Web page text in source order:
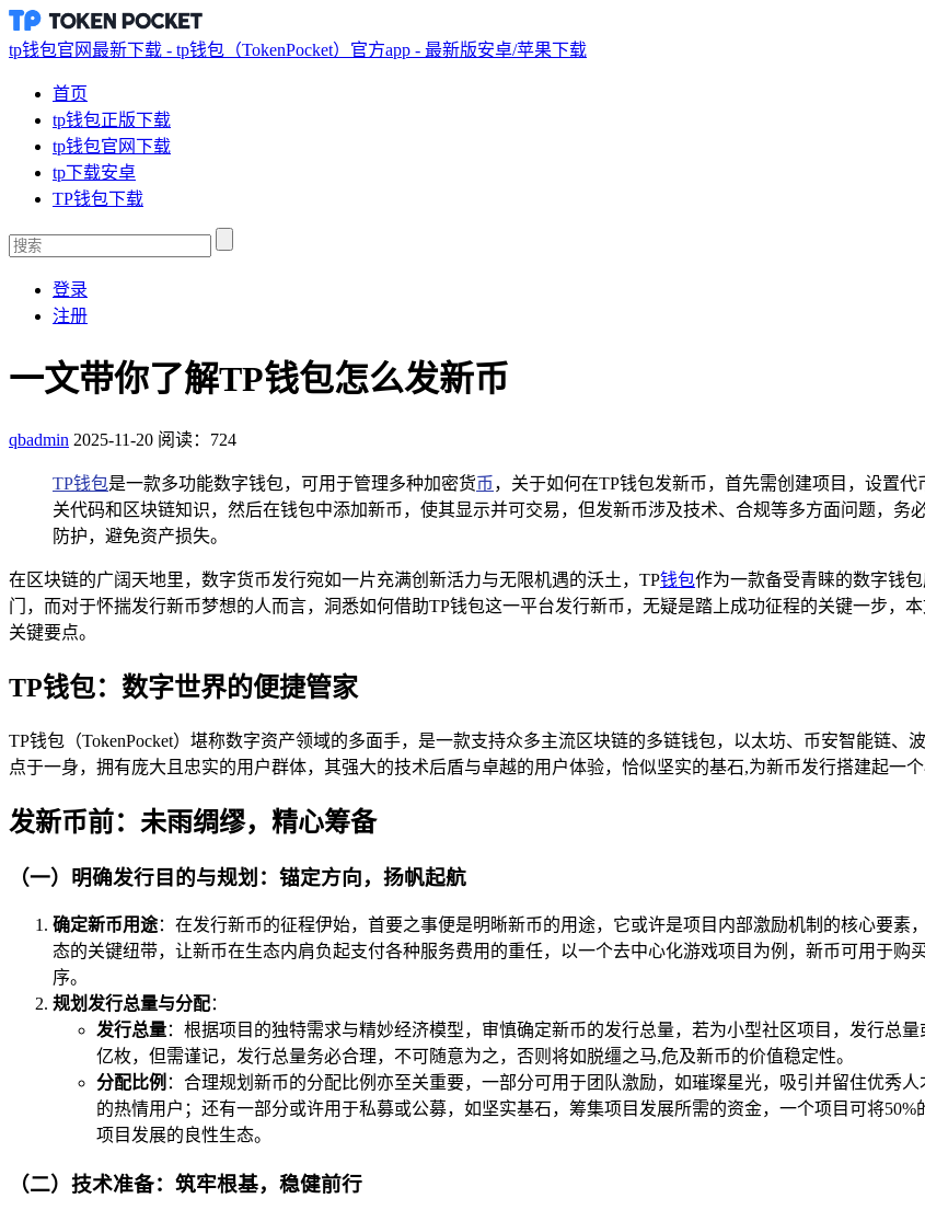
tp钱包官网最新下载 - tp钱包（TokenPocket）官方app - 最新版安卓/苹果下载
首页
tp钱包正版下载
tp钱包官网下载
tp下载安卓
TP钱包下载
登录
注册
一文带你了解TP钱包怎么发新币
qbadmin 2025-11-20 阅读：724
TP钱包是一款多功能数字钱包，可用于管理多种加密货币 ，关于如何在TP钱包发新币，首先需创建项目，设置
关代码和区块链知识，然后在钱包中添加新币，使其显示并可交易，但发新币涉及技术、合规等多方面问题，
防护，避免资产损失。
在区块链的广阔天地里，数字货币发行宛如一片充满创新活力与无限机遇的沃土，TP钱包作为一款备受青睐的数字钱
门，而对于怀揣发行新币梦想的人而言，洞悉如何借助TP钱包这一平台发行新币，无疑是踏上成功征程的关键一步，
关键要点。
TP钱包：数字世界的便捷管家
TP钱包（TokenPocket）堪称数字资产领域的多面手，是一款支持众多主流区块链的多链钱包，以太坊、币安智能链、
点于一身，拥有庞大且忠实的用户群体，其强大的技术后盾与卓越的用户体验，恰似坚实的基石,为新币发行搭建起一个
发新币前：未雨绸缪，精心筹备
（一）明确发行目的与规划：锚定方向，扬帆起航
确定新币用途：在发行新币的征程伊始，首要之事便是明晰新币的用途，它或许是项目内部激励机制的核心要
态的关键纽带，让新币在生态内肩负起支付各种服务费用的重任，以一个去中心化游戏项目为例，新币可用于
序。
规划发行总量与分配：
发行总量：根据项目的独特需求与精妙经济模型，审慎确定新币的发行总量，若为小型社区项目，发行总
亿枚，但需谨记，发行总量务必合理，不可随意为之，否则将如脱缰之马,危及新币的价值稳定性。
分配比例 ：合理规划新币的分配比例亦至关重要，一部分可用于团队激励，如璀璨星光，吸引并留住优秀
的热情用户；还有一部分或许用于私募或公募，如坚实基石，筹集项目发展所需的资金，一个项目可将
项目发展的良性生态。
（二）技术准备：筑牢根基，稳健前行